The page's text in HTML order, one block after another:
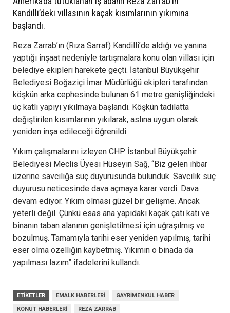
Kandilli’deki villasının kaçak kısımlarının yıkımına
başlandı.
Reza Zarrab’ın (Rıza Sarraf) Kandilli’de aldığı ve yanına
yaptığı inşaat nedeniyle tartışmalara konu olan villası için
belediye ekipleri harekete geçti. İstanbul Büyükşehir
Belediyesi Boğaziçi İmar Müdürlüğü ekipleri tarafından
köşkün arka cephesinde bulunan 61 metre genişliğindeki
üç katlı yapıyı yıkılmaya başlandı. Köşkün tadilatta
değiştirilen kısımlarının yıkılarak, aslına uygun olarak
yeniden inşa edileceği öğrenildi.
Yıkım çalışmalarını izleyen CHP İstanbul Büyükşehir
Belediyesi Meclis Üyesi Hüseyin Sağ, “Biz gelen ihbar
üzerine savcılığa suç duyurusunda bulunduk. Savcılık suç
duyurusu neticesinde dava açmaya karar verdi. Dava
devam ediyor. Yıkım olması güzel bir gelişme. Ancak
yeterli değil. Çünkü esas ana yapıdaki kaçak çatı katı ve
binanın taban alanının genişletilmesi için uğraşılmış ve
bozulmuş. Tamamıyla tarihi eser yeniden yapılmış, tarihi
eser olma özelliğin kaybetmiş. Yıkımın o binada da
yapılması lazım” ifadelerini kullandı.
ETIKETLER EMALK HABERLERI GAYRIMENKUL HABER
KONUT HABERLERI REZA ZARRAB